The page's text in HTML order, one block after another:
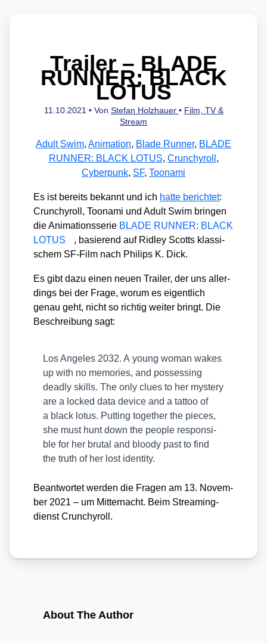
Trailer – BLADE
RUNNER: BLACK
LOTUS
11.10.2021 • Von Stefan Holzhauer • Film, TV &
Stream
Adult Swim, Animation, Blade Runner, BLADE
RUNNER: BLACK LOTUS, Crunchyroll ,
Cyberpunk, SF, Toonami
Es ist bereits bekannt und ich hat­te berich­tet:
Crun­chy­roll, Too­na­mi und Adult Swim brin­gen
die Ani­ma­ti­ons­se­rie BLADE RUNNER: BLACK
LOTUS
, basie­rend auf Rid­ley Scotts klas­si­
schem SF-Film nach Phil­ips K. Dick.
Es gibt dazu einen neu­en Trai­ler, der uns aller­
dings bei der Fra­ge, wor­um es eigent­lich
genau geht, nicht so rich­tig wei­ter bringt. Die
Beschrei­bung sagt:
Los Ange­les 2032. A young woman wakes
up with no memo­ries, and pos­ses­sing
dead­ly skills. The only clues to her mys­tery
are a locked data device and a tat­too of
a black lotus. Put­ting tog­e­ther the pie­ces,
she must hunt down the peo­p­le respon­si­
ble for her bru­tal and bloo­dy past to find
the truth of her lost iden­ti­ty.
Beant­wor­tet wer­den die Fra­gen am 13. Novem­
ber 2021 – um Mit­ter­nacht. Beim Strea­ming­
dienst Crun­chy­roll.
About The Author